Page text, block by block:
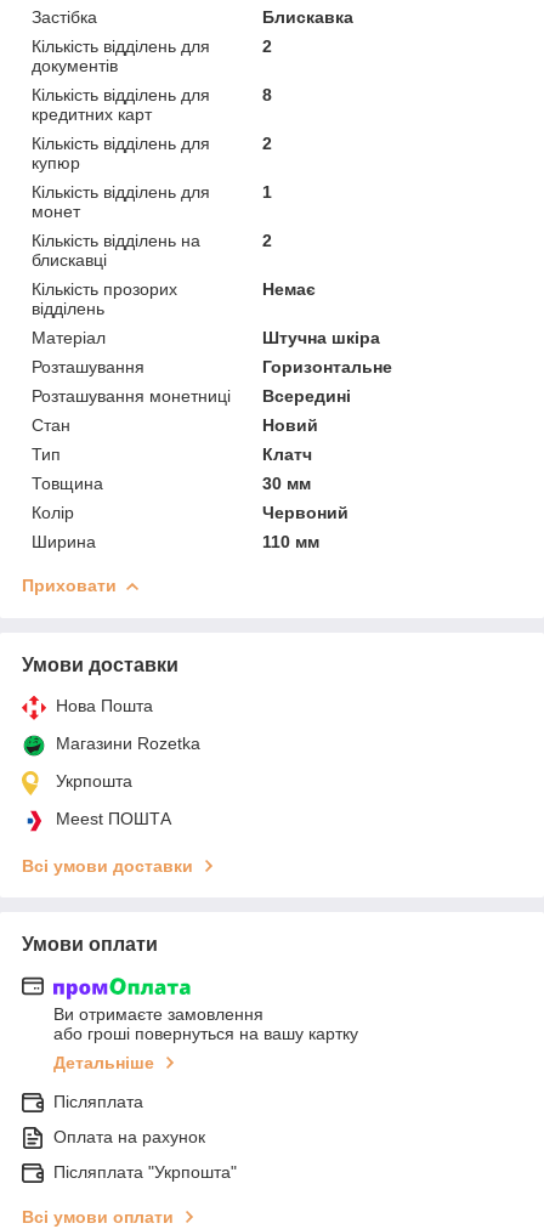
Застібка
Блискавка
Кількість відділень для
документів
2
Кількість відділень для
кредитних карт
8
Кількість відділень для
купюр
2
Кількість відділень для
монет
1
Кількість відділень на
блискавці
2
Кількість прозорих
відділень
Немає
Матеріал
Штучна шкіра
Розташування
Горизонтальне
Розташування монетниці
Всередині
Стан
Новий
Тип
Клатч
Товщина
30 мм
Колір
Червоний
Ширина
110 мм
Приховати
Умови доставки
Нова Пошта
Магазини Rozetka
Укрпошта
Meest ПОШТА
Всі умови доставки
Умови оплати
Ви отримаєте замовлення
або гроші повернуться на вашу картку
Детальніше
Післяплата
Оплата на рахунок
Післяплата "Укрпошта"
Всі умови оплати